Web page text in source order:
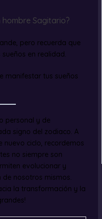
hombre Sagitario?
pero recuerda que
en realidad.
manifestar tus sueños
personal y de
signo del zodiaco. A
nuevo ciclo, recordemos
no siempre son
evolucionar y
de nosotros mismos.
la transformación y la